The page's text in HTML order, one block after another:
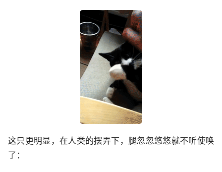
这只更明显，在人类的摆弄下，腿忽忽悠悠就不听使唤
了：